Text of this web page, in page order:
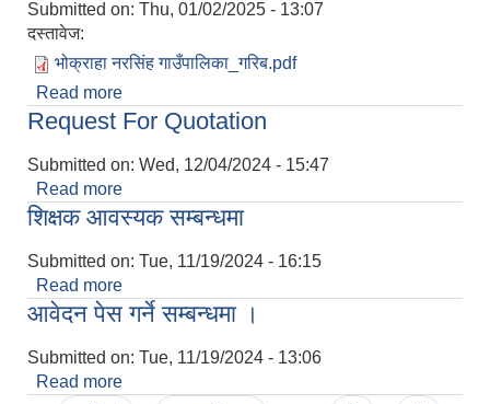
Submitted on: Thu, 01/02/2025 - 13:07
दस्तावेज:
भोक्राहा नरसिंह गाउँपालिका_गरिब.pdf
Read more
Request For Quotation
Submitted on: Wed, 12/04/2024 - 15:47
Read more
शिक्षक आवस्यक सम्बन्धमा
Submitted on: Tue, 11/19/2024 - 16:15
Read more
आवेदन पेस गर्ने सम्बन्धमा ।
Submitted on: Tue, 11/19/2024 - 13:06
Read more